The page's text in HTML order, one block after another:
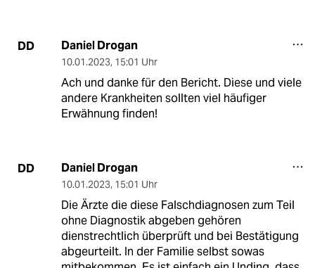
DD Daniel Drogan
10.01.2023, 15:01 Uhr
Ach und danke für den Bericht. Diese und viele
andere Krankheiten sollten viel häufiger
Erwähnung finden!
DD Daniel Drogan
10.01.2023, 15:01 Uhr
Die Ärzte die diese Falschdiagnosen zum Teil
ohne Diagnostik abgeben gehören
dienstrechtlich überprüft und bei Bestätigung
abgeurteilt. In der Familie selbst sowas